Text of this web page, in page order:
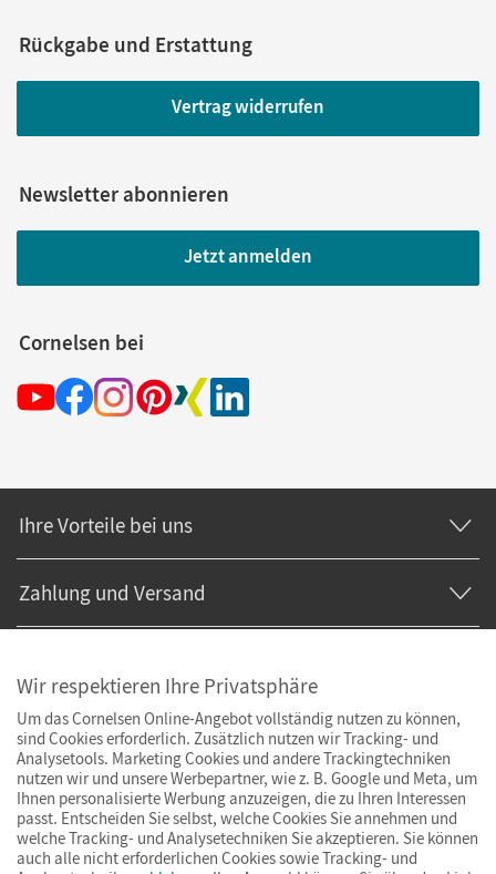
Rückgabe und Erstattung
Vertrag widerrufen
Newsletter abonnieren
Jetzt anmelden
Cornelsen bei
Ihre Vorteile bei uns
Zahlung und Versand
Wir respektieren Ihre Privatsphäre
Um das Cornelsen Online-Angebot vollständig nutzen zu können,
sind Cookies erforderlich. Zusätzlich nutzen wir Tracking- und
Analysetools. Marketing Cookies und andere Trackingtechniken
nutzen wir und unsere Werbepartner, wie z. B. Google und Meta, um
Ihnen personalisierte Werbung anzuzeigen, die zu Ihren Interessen
passt. Entscheiden Sie selbst, welche Cookies Sie annehmen und
welche Tracking- und Analysetechniken Sie akzeptieren. Sie können
auch alle nicht erforderlichen Cookies sowie Tracking- und